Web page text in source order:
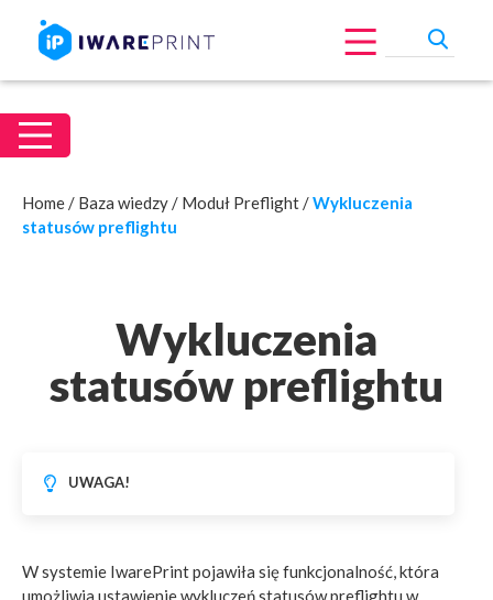
Home/ Baza wiedzy/ Moduł Preflight/Wykluczenia
statusów preflightu
Wykluczenia
statusów preflightu
UWAGA!
W systemie IwarePrint pojawiła się funkcjonalność, która
umożliwia ustawienie wykluczeń statusów preflightu w